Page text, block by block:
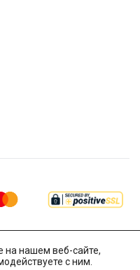
нашем веб-сайте,
с ним.